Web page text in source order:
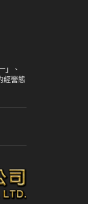
」、
經營態